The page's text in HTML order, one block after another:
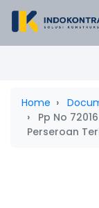
Home
Pp No
Perseroan